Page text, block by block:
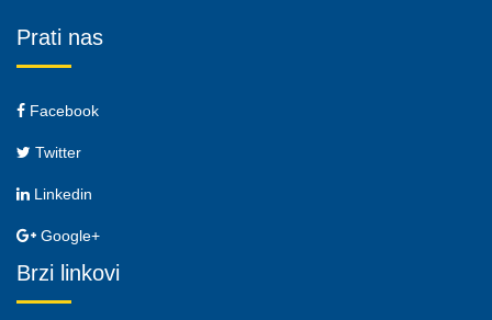
Prati nas
Facebook
Twitter
Linkedin
Google+
Brzi linkovi